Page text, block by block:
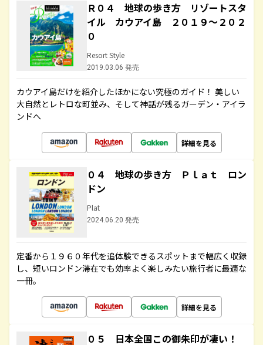
Ｒ０４ 地球の歩き方 リゾートスタ
イル カウアイ島 ２０１９～２０２
０
Resort Style
2019.03.06 発売
カウアイ島だけを紹介したほかにない究極のガイド！ 美しい
大自然とレトロな町並み、そして神話が残るガーデン・アイラ
ンドへ
詳細を見る
０４ 地球の歩き方 Ｐｌａｔ ロン
ドン
Plat
2024.06.20 発売
定番から１９６０年代を追体験できるスポットまで幅広く収録
し、短いロンドン滞在でも効率よく楽しみたい旅行者に最適な
一冊。
詳細を見る
０５ 日本全国この御朱印が凄い！